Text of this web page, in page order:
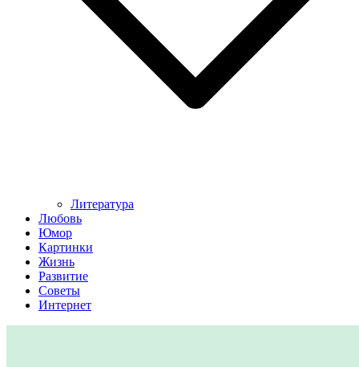
Литература
Любовь
Юмор
Картинки
Жизнь
Развитие
Советы
Интернет